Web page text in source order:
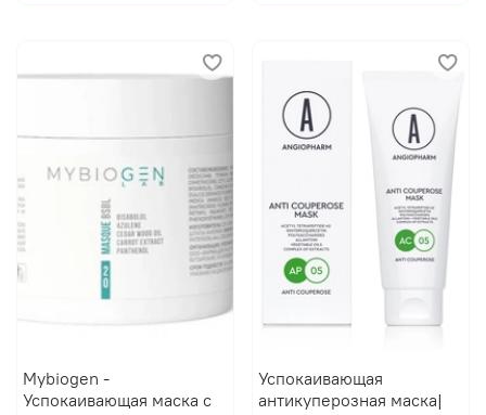
Mybiogen -
Успокаивающая маска с
Успокаивающая
антикуперозная маска|